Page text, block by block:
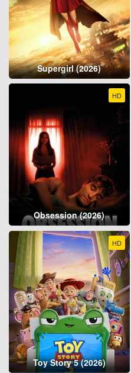
Supergirl (2026)
HD
Obsession (2026)
HD
Toy Story 5 (2026)